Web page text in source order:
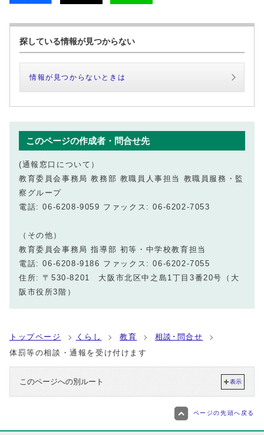
探している情報が見つからない
情報が見つからないときは
このページの作成者・問合せ先
(通報窓口について）
教育委員会事務局 教務部 教職員人事担当 教職員服務・監
察グループ
電話: 06-6208-9059 ファックス: 06-6202-7053
（その他）
教育委員会事務局 指導部 初等・中学校教育担当
電話: 06-6208-9186 ファックス: 06-6202-7055
住所: 〒530-8201 大阪市北区中之島1丁目3番20号（大
阪市役所3階）
トップページ くらし 教育
相談･問合せ
体罰等の相談・通報を受け付けます
このページへの別ルート 表示
ページの先頭へ戻る